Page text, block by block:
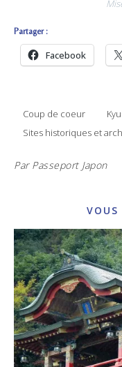
Partager :
Facebook
Coup de coeur
Sites historiques et
Par Passeport Japon